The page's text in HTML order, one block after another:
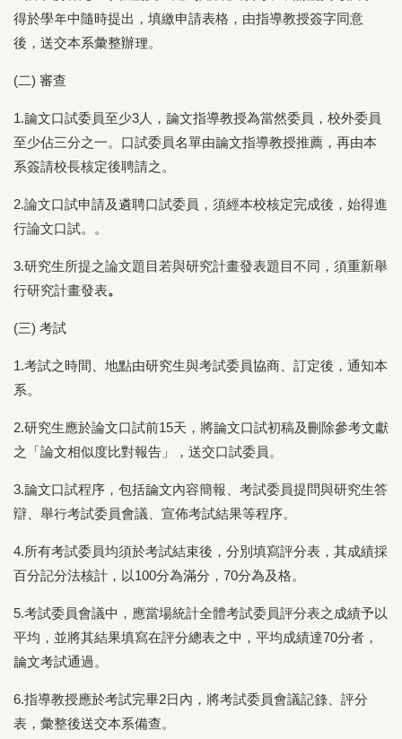
得於學年中隨時提出，填繳申請表格，由指導教授簽字同意
後，送交本系彙整辦理。
(二) 審查
1.論文口試委員至少3人，論文指導教授為當然委員，校外委員
至少佔三分之一。口試委員名單由論文指導教授推薦，再由本
系簽請校長核定後聘請之。
2.論文口試申請及遴聘口試委員，須經本校核定完成後，始得進
行論文口試。。
3.研究生所提之論文題目若與研究計畫發表題目不同，須重新舉
行研究計畫發表。
(三) 考試
1.考試之時間、地點由研究生與考試委員協商、訂定後，通知本
系。
2.研究生應於論文口試前15天，將論文口試初稿及刪除參考文獻
之「論文相似度比對報告」，送交口試委員。
3.論文口試程序，包括論文內容簡報、考試委員提問與研究生答
辯、舉行考試委員會議、宣佈考試結果等程序。
4.所有考試委員均須於考試結束後，分別填寫評分表，其成績採
百分記分法核計，以100分為滿分，70分為及格。
5.考試委員會議中，應當場統計全體考試委員評分表之成績予以
平均，並將其結果填寫在評分總表之中，平均成績達70分者，
論文考試通過。
6.指導教授應於考試完畢2日內，將考試委員會議記錄、評分
表，彙整後送交本系備查。